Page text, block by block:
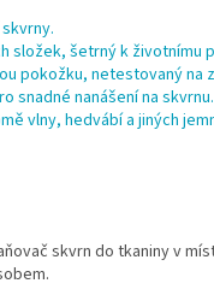
složek, šetrný k životnímu
pokožku, netestovaný na
snadné nanášení na skvrnu.
vlny, hedvábí a jiných
skvrn do tkaniny v